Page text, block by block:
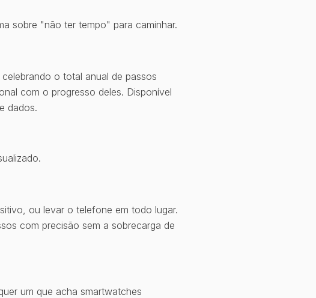
sobre "não ter tempo" para caminhar.
o total anual de passos
com o progresso deles. Disponível
dados.
ou levar o telefone em todo lugar.
com precisão sem a sobrecarga de
um que acha smartwatches